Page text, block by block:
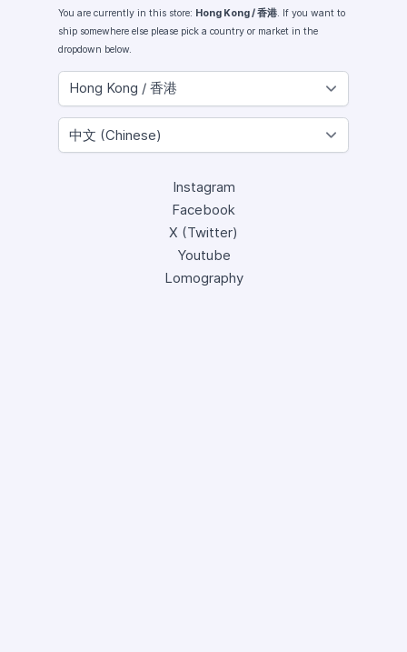
You are currently in this store: Hong Kong / 香港. If you want to
ship somewhere else please pick a country or market in the
dropdown below.
Instagram
Facebook
X (Twitter)
Youtube
Lomography